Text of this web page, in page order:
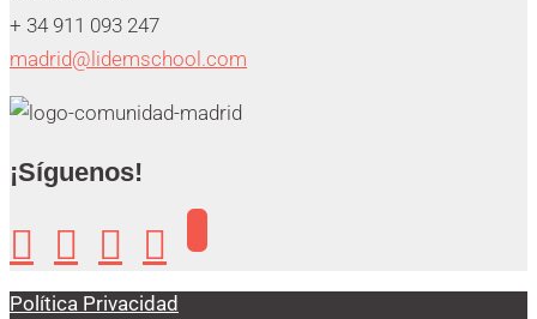
+ 34 911 093 247
madrid@lidemschool.com
¡Síguenos!
   
Política Privacidad